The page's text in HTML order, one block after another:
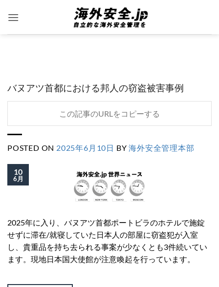
バヌアツ首都における邦人の窃盗被害事例
この記事のURLをコピーする
POSTED ON 2025年6月10日 BY海外安全管理本部
10
6月
2025年に入り、バヌアツ首都ポートビラのホテルで施錠
せずに滞在/就寝していた日本人の部屋に窃盗犯が入室
し、貴重品を持ち去られる事案が少なくとも3件続いてい
ます。現地日本国大使館が注意喚起を行っています。